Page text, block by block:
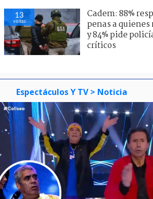
13
visitas
Cadem: 88%
penas a
y 84% pide
críticos
Espectáculos Y TV > Noticia